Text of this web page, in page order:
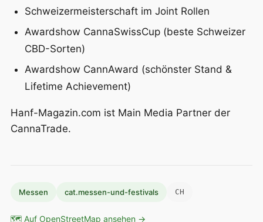
Schweizermeisterschaft im Joint Rollen
Awardshow CannaSwissCup (beste Schweizer
CBD-Sorten)
Awardshow CannAward (schönster Stand &
Lifetime Achievement)
Hanf-Magazin.com ist Main Media Partner der
CannaTrade.
Messen cat.messen-und-festivals CH
🗺 Auf OpenStreetMap ansehen →